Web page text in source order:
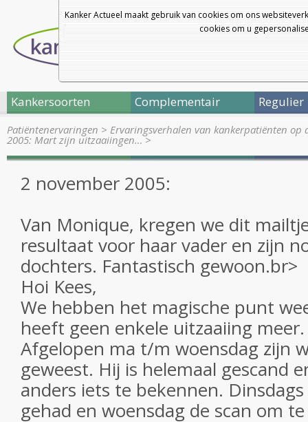
Kanker Actueel maakt gebruik van cookies om ons
cookies om u
Kankersoorten Complementair Regulier
Patiëntenervaringen > Ervaringsverhalen van kankerpatiënten op
2005: Mart zijn uitzaaiingen…>
2 november 2005:
Van Monique, kregen we dit
resultaat voor haar vader en zijn
dochters. Fantastisch gewoon.br>
Hoi Kees,
We hebben het magische punt
heeft geen enkele uitzaaiing meer.
Afgelopen ma t/m woensdag zijn
geweest. Hij is helemaal gescand
anders iets te bekennen.
gehad en woensdag de scan om